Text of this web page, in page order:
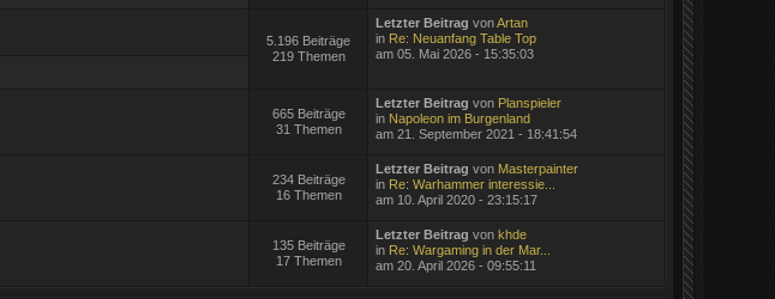
5.196 Beiträge
219 Themen
Letzter Beitrag vonArtan
in Re: Neuanfang Table Top
am 05. Mai 2026 - 15:35:03
665 Beiträge
31 Themen
Letzter Beitrag von Planspieler
in Napoleon im Burgenland
am 21. September 2021 - 18:41:54
234 Beiträge
16 Themen
Letzter Beitrag von Masterpainter
in Re: Warhammer interessie...
am 10. April 2020 - 23:15:17
135 Beiträge
17 Themen
Letzter Beitrag von khde
in Re: Wargaming in der Mar...
am 20. April 2026 - 09:55:11